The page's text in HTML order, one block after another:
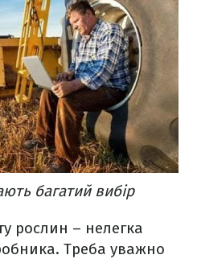
багатий вибір
рослин – нелегка
Треба уважно